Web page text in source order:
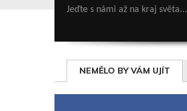
Jeďte s námi až na kraj světa...
NEMĚLO BY VÁM UJÍT